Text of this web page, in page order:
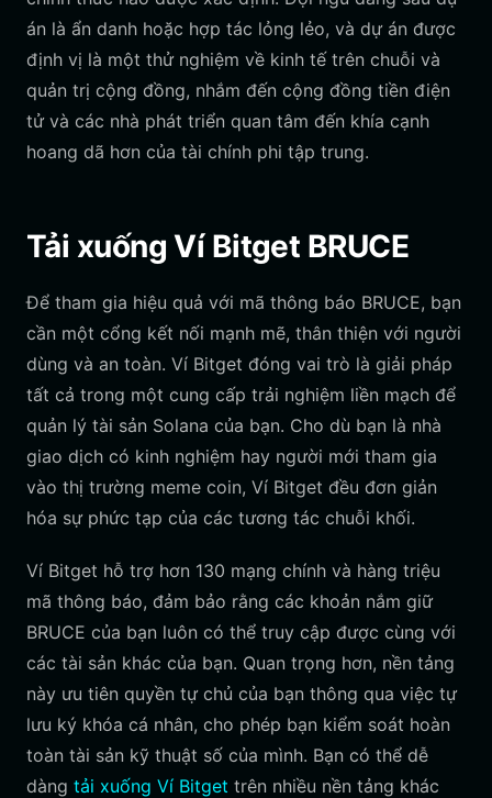
án là ẩn danh hoặc hợp tác lỏng lẻo, và dự án được
định vị là một thử nghiệm về kinh tế trên chuỗi và
quản trị cộng đồng, nhắm đến cộng đồng tiền điện
tử và các nhà phát triển quan tâm đến khía cạnh
hoang dã hơn của tài chính phi tập trung.
Tải xuống Ví Bitget BRUCE
Để tham gia hiệu quả với mã thông báo BRUCE, bạn
cần một cổng kết nối mạnh mẽ, thân thiện với người
dùng và an toàn. Ví Bitget đóng vai trò là giải pháp
tất cả trong một cung cấp trải nghiệm liền mạch để
quản lý tài sản Solana của bạn. Cho dù bạn là nhà
giao dịch có kinh nghiệm hay người mới tham gia
vào thị trường meme coin, Ví Bitget đều đơn giản
hóa sự phức tạp của các tương tác chuỗi khối.
Ví Bitget hỗ trợ hơn 130 mạng chính và hàng triệu
mã thông báo, đảm bảo rằng các khoản nắm giữ
BRUCE của bạn luôn có thể truy cập được cùng với
các tài sản khác của bạn. Quan trọng hơn, nền tảng
này ưu tiên quyền tự chủ của bạn thông qua việc tự
lưu ký khóa cá nhân, cho phép bạn kiểm soát hoàn
toàn tài sản kỹ thuật số của mình. Bạn có thể dễ
dàng tải xuống Ví Bitget trên nhiều nền tảng khác